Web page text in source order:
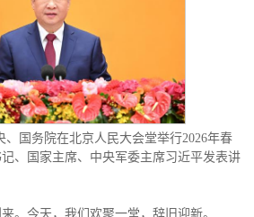
、国务院在北京人民大会堂举行2026年春
、国家主席、中央军委主席习近平发表讲
。今天，我们欢聚一堂，辞旧迎新。